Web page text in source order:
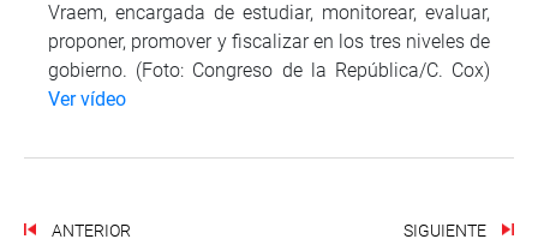
Vraem, encargada de estudiar, monitorear, evaluar,
proponer, promover y fiscalizar en los tres niveles de
gobierno. (Foto: Congreso de la República/C. Cox)
Ver vídeo
ANTERIOR SIGUIENTE